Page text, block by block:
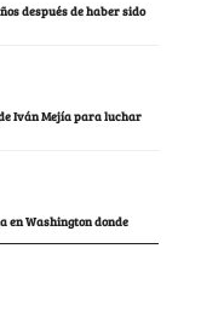
después de haber sido
Iván Mejía para luchar
en Washington donde